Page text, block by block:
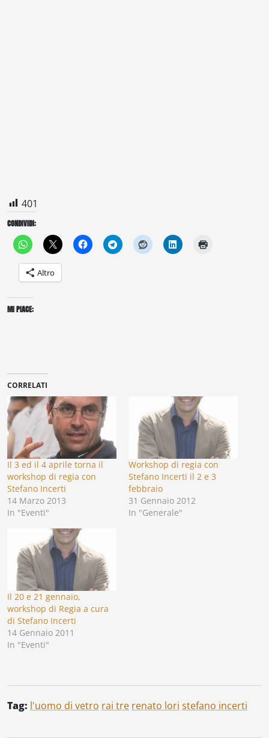
401
CONDIVIDI:
Altro
MI PIACE:
CORRELATI
Il 3 ed il 4 aprile torna il
workshop di regia con
Stefano Incerti
14 Marzo 2013
In "Eventi"
Workshop di regia con
Stefano Incerti il 2 e 3
febbraio
31 Gennaio 2012
In "Generale"
Il 20 e 21 gennaio,
workshop di Regia a cura
di Stefano Incerti
14 Gennaio 2011
In "Eventi"
Tag: l'uomo di vetro rai tre renato lori stefano incerti